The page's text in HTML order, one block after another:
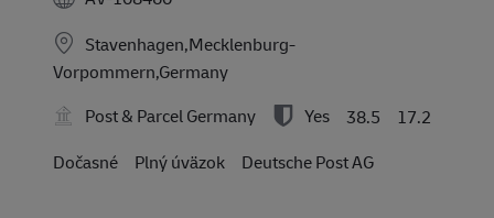
Stavenhagen,Mecklenburg-
Vorpommern,Germany
Post & Parcel Germany
Yes 38.5
17.2
Dočasné
Plný úväzok Deutsche Post AG